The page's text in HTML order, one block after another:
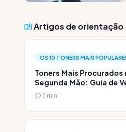
Artigos de orientação
OS 10 TONERS MAIS
Toners Mais Procurados
Segunda Mão: Guia de
3 min